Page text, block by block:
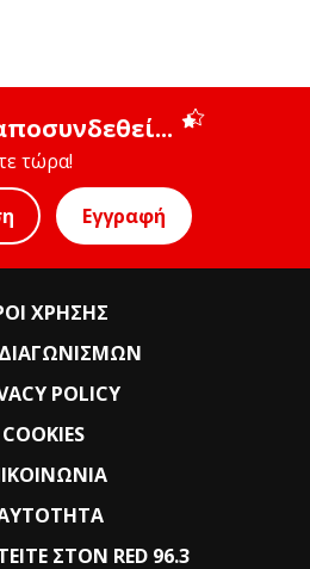
τώρα!
Εγγραφή
ΧΡΗΣΗΣ
POLICY
COOKIES
ΣΤΟΝ RED 96.3